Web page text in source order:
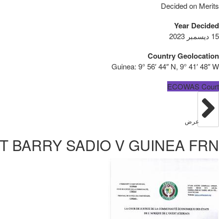
Decided on Merits
Year Decided
15 ديسمبر 2023
Country Geolocation
Guinea: 9° 56′ 44″ N, 9° 41′ 48″ W
ECOWAS Court
عرض
BARRY SADIO V GUINEA FRN